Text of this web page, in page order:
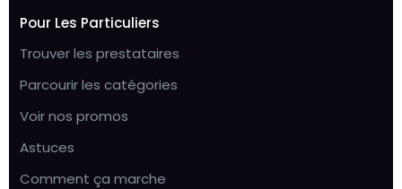
Pour Les Particuliers
Trouver les prestataires
Parcourir les catégories
Voir nos promos
Astuces
Comment ça marche